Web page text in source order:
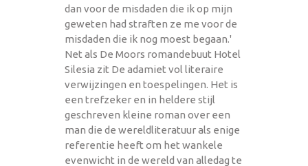
dan voor de misdaden die ik op mijn
geweten had straften ze me voor de
misdaden die ik nog moest begaan.'
Net als De Moors romandebuut Hotel
Silesia zit De adamiet vol literaire
verwijzingen en toespelingen. Het is
een trefzeker en in heldere stijl
geschreven kleine roman over een
man die de wereldliteratuur als enige
referentie heeft om het wankele
evenwicht in de wereld van alledag te